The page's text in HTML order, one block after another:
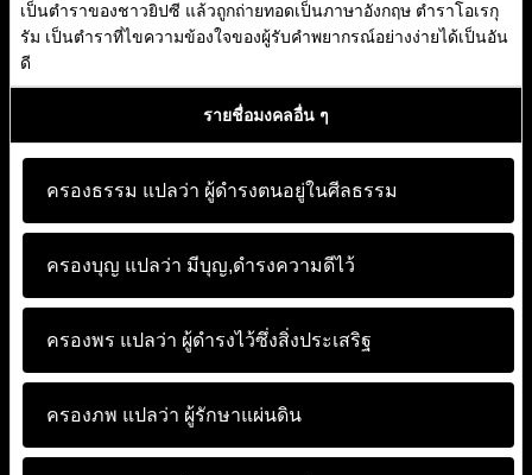
เป็นตำราของชาวยิปซี แล้วถูกถ่ายทอดเป็นภาษาอังกฤษ ตำราโอเรกุ
รัม เป็นตำราที่ไขความข้องใจของผู้รับคำพยากรณ์อย่างง่ายได้เป็นอัน
ดี
รายชื่อมงคลอื่น ๆ
ครองธรรม แปลว่า ผู้ดำรงตนอยู่ในศีลธรรม
ครองบุญ แปลว่า มีบุญ,ดำรงความดีไว้
ครองพร แปลว่า ผู้ดำรงไว้ซึ่งสิ่งประเสริฐ
ครองภพ แปลว่า ผู้รักษาแผ่นดิน